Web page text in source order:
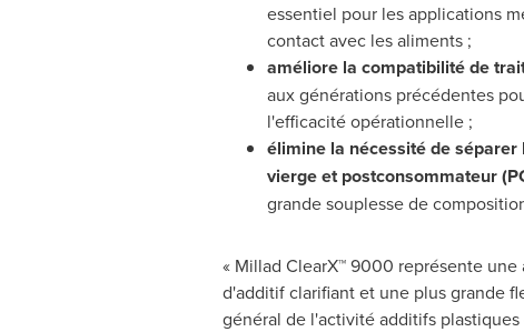
essentiel pour les applications
contact avec les aliments ;
améliore la compatibilité de
aux générations précédentes
l'efficacité opérationnelle ;
élimine la nécessité de séparer
vierge et postconsommateur
grande souplesse de
« Millad ClearX™ 9000 représente
d'additif clarifiant et une plus grande
général de l'activité additifs